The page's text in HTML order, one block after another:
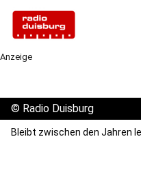
Anzeige
© Radio Duisburg
Bleibt zwischen den Jahren